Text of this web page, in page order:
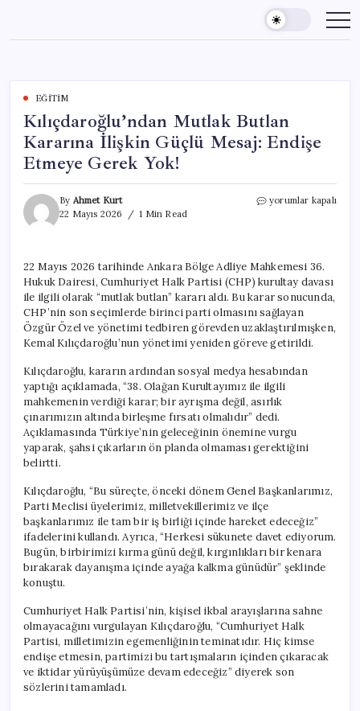
content
EĞITIM
Kılıçdaroğlu’ndan Mutlak Butlan
Kararına İlişkin Güçlü Mesaj: Endişe
Etmeye Gerek Yok!
By Ahmet Kurt
22 Mayıs 2026
1 Min Read
Kılıçdaroğlu’ndan
Güçlü
Mesaj:
Endişe
Etmeye
Gerek
Yok!
için
yorumlar kapalı
22 Mayıs 2026 tarihinde Ankara Bölge Adliye Mahkemesi 36.
Hukuk Dairesi, Cumhuriyet Halk Partisi (CHP) kurultay davası
ile ilgili olarak “mutlak butlan” kararı aldı. Bu karar sonucunda,
CHP’nin son seçimlerde birinci parti olmasını sağlayan
Özgür Özel ve yönetimi tedbiren görevden uzaklaştırılmışken,
Kemal Kılıçdaroğlu’nun yönetimi yeniden göreve getirildi.
Kılıçdaroğlu, kararın ardından sosyal medya hesabından
yaptığı açıklamada, “38. Olağan Kurultayımız ile ilgili
mahkemenin verdiği karar; bir ayrışma değil, asırlık
çınarımızın altında birleşme fırsatı olmalıdır” dedi.
Açıklamasında Türkiye’nin geleceğinin önemine vurgu
yaparak, şahsi çıkarların ön planda olmaması gerektiğini
belirtti.
Kılıçdaroğlu, “Bu süreçte, önceki dönem Genel Başkanlarımız,
Parti Meclisi üyelerimiz, milletvekillerimiz ve ilçe
başkanlarımız ile tam bir iş birliği içinde hareket edeceğiz”
ifadelerini kullandı. Ayrıca, “Herkesi sükunete davet ediyorum.
Bugün, birbirimizi kırma günü değil, kırgınlıkları bir kenara
bırakarak dayanışma içinde ayağa kalkma günüdür” şeklinde
konuştu.
Cumhuriyet Halk Partisi’nin, kişisel ikbal arayışlarına sahne
olmayacağını vurgulayan Kılıçdaroğlu, “Cumhuriyet Halk
Partisi, milletimizin egemenliğinin teminatıdır. Hiç kimse
endişe etmesin, partimizi bu tartışmaların içinden çıkaracak
ve iktidar yürüyüşümüze devam edeceğiz” diyerek son
sözlerini tamamladı.